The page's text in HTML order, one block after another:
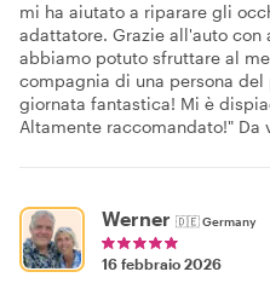
mi ha aiutato a riparare gli
adattatore. Grazie all'auto
abbiamo potuto sfruttare al
compagnia di una persona
giornata fantastica! Mi è
Altamente raccomandato!" Da
Werner 🇩🇪Germany
16 febbraio 2026